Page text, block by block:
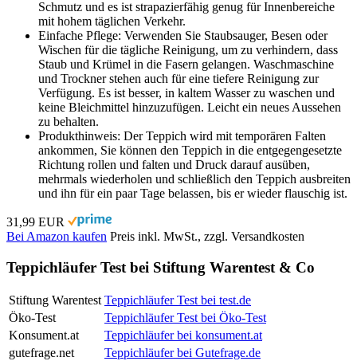
Schmutz und es ist strapazierfähig genug für Innenbereiche
mit hohem täglichen Verkehr.
Einfache Pflege: Verwenden Sie Staubsauger, Besen oder
Wischen für die tägliche Reinigung, um zu verhindern, dass
Staub und Krümel in die Fasern gelangen. Waschmaschine
und Trockner stehen auch für eine tiefere Reinigung zur
Verfügung. Es ist besser, in kaltem Wasser zu waschen und
keine Bleichmittel hinzuzufügen. Leicht ein neues Aussehen
zu behalten.
Produkthinweis: Der Teppich wird mit temporären Falten
ankommen, Sie können den Teppich in die entgegengesetzte
Richtung rollen und falten und Druck darauf ausüben,
mehrmals wiederholen und schließlich den Teppich ausbreiten
und ihn für ein paar Tage belassen, bis er wieder flauschig ist.
31,99 EUR
Bei Amazon kaufen Preis inkl. MwSt., zzgl. Versandkosten
Teppichläufer Test bei Stiftung Warentest & Co
Stiftung Warentest Teppichläufer Test bei test.de
Öko-Test
Teppichläufer Test bei Öko-Test
Konsument.at
Teppichläufer bei konsument.at
gutefrage.net
Teppichläufer bei Gutefrage.de